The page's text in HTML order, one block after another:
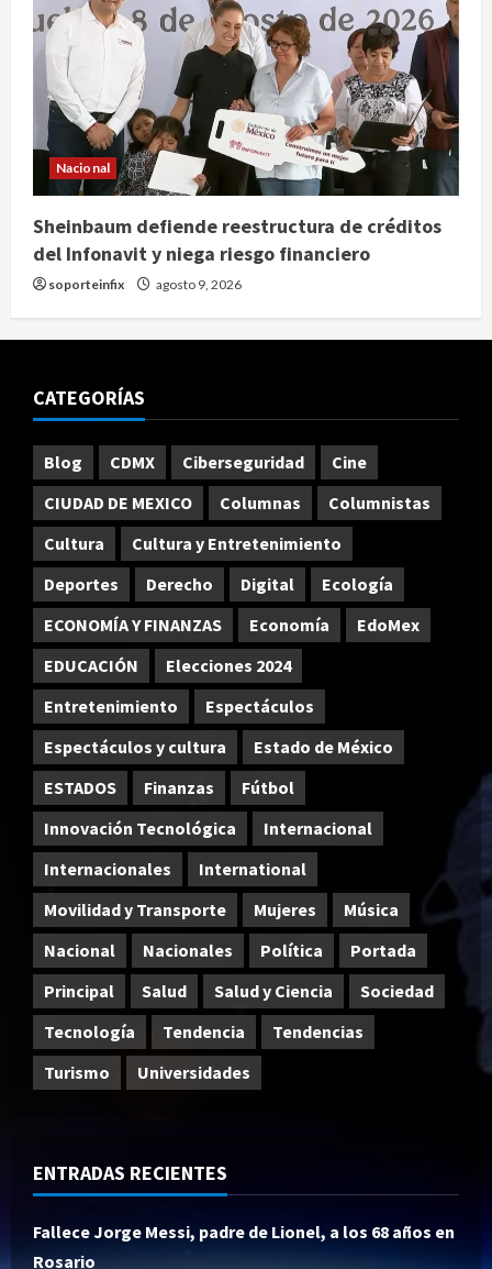
Nacional
Sheinbaum defiende reestructura de créditos
del Infonavit y niega riesgo financiero
soporteinfix agosto 9, 2026
CATEGORÍAS
Blog CDMX Ciberseguridad
Cine
CIUDAD DE MEXICO
Columnas
Columnistas
Cultura
Cultura y Entretenimiento
Deportes
Derecho Digital
Ecología
ECONOMÍA Y FINANZAS
Economía
EdoMex
EDUCACIÓN
Elecciones 2024
Entretenimiento
Espectáculos
Espectáculos y cultura
Estado de México
ESTADOS
Finanzas
Fútbol
Innovación Tecnológica
Internacional
Internacionales
International
Movilidad y Transporte
Mujeres
Música
Nacional
Nacionales Política
Portada
Principal
Salud Salud y Ciencia
Sociedad
Tecnología
Tendencia
Tendencias
Turismo
Universidades
ENTRADAS RECIENTES
Fallece Jorge Messi, padre de Lionel, a los 68 años en
Rosario